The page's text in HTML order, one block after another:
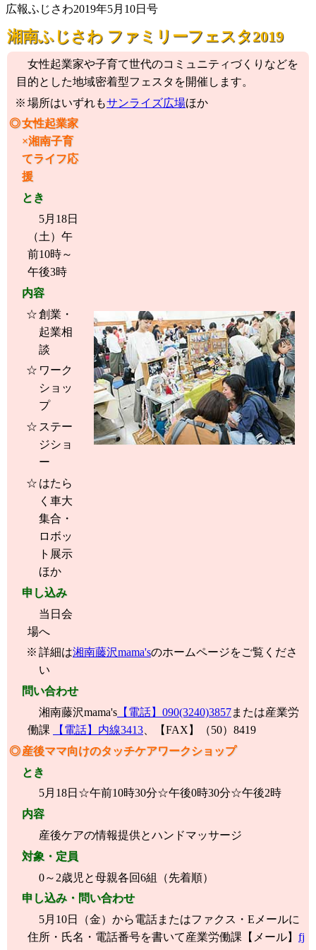
広報ふじさわ2019年5月10日号
湘南ふじさわ ファミリーフェスタ2019
女性起業家や子育て世代のコミュニティづくりなどを
目的とした地域密着型フェスタを開催します。
場所はいずれもサンライズ広場ほか
女性起業家
×湘南子育
てライフ応
援
とき
5月18日
（土）午
前10時～
午後3時
内容
創業・
起業相
談
ワーク
ショッ
プ
ステー
ジショ
ー
はたら
く車大
集合・
ロボッ
ト展示
ほか
申し込み
当日会
場へ
詳細は湘南藤沢mama'sのホームページをご覧くださ
い
問い合わせ
湘南藤沢mama's 【電話】090(3240)3857または産業労
働課
【電話】内線3413 、【FAX】（50）8419
産後ママ向けのタッチケアワークショップ
とき
5月18日☆午前10時30分☆午後0時30分☆午後2時
内容
産後ケアの情報提供とハンドマッサージ
対象・定員
0～2歳児と母親各回6組（先着順）
申し込み・問い合わせ
5月10日（金）から電話またはファクス・Eメールに
住所・氏名・電話番号を書いて産業労働課【メール】 fj